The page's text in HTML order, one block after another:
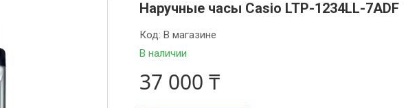
Наручные часы Casio LTP-1234LL-7ADF
В наличии
Код: В магазине
37 000 ₸